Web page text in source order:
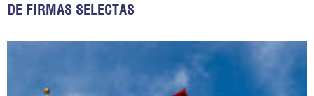
DE FIRMAS SELECTAS